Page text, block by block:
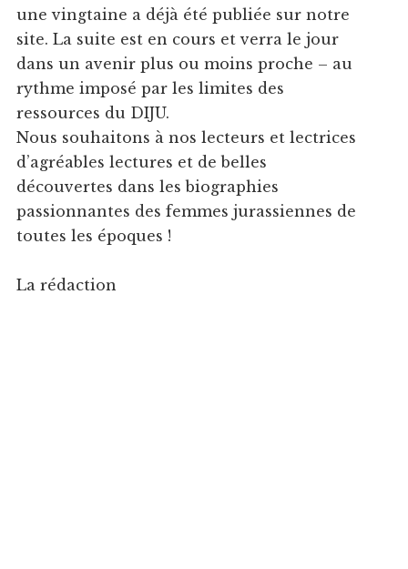
une vingtaine a déjà été publiée sur notre
site. La suite est en cours et verra le jour
dans un avenir plus ou moins proche – au
rythme imposé par les limites des
ressources du DIJU.
Nous souhaitons à nos lecteurs et lectrices
d’agréables lectures et de belles
découvertes dans les biographies
passionnantes des femmes jurassiennes de
toutes les époques !
La rédaction